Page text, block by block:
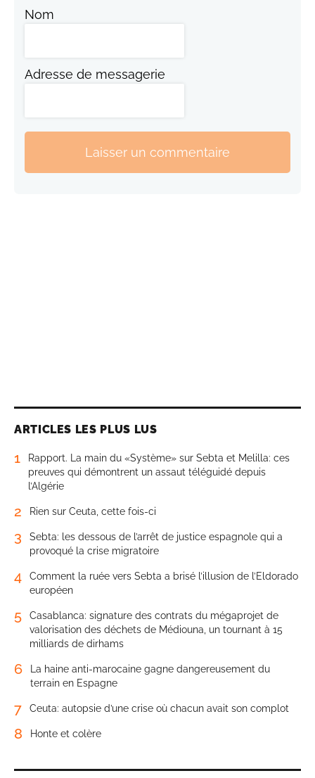
Nom
Adresse de messagerie
Laisser un commentaire
ARTICLES LES PLUS LUS
1
Rapport. La main du «Système» sur Sebta et Melilla: ces
preuves qui démontrent un assaut téléguidé depuis
l’Algérie
2 Rien sur Ceuta, cette fois-ci
3
Sebta: les dessous de l’arrêt de justice espagnole qui a
provoqué la crise migratoire
4
Comment la ruée vers Sebta a brisé l’illusion de l’Eldorado
européen
5
Casablanca: signature des contrats du mégaprojet de
valorisation des déchets de Médiouna, un tournant à 15
milliards de dirhams
6
La haine anti-marocaine gagne dangereusement du
terrain en Espagne
7 Ceuta: autopsie d’une crise où chacun avait son complot
8 Honte et colère